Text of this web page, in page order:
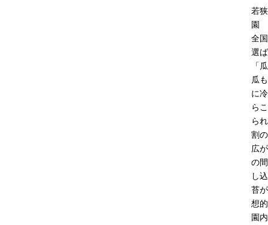
若
園
全
選
「
瓜
に
ら
ら
割
広
の
し
苔
想
園